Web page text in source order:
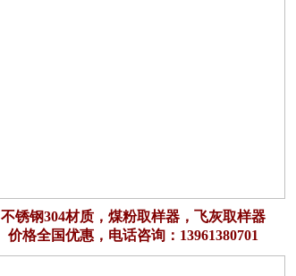
不锈钢304材质，煤粉取样器，飞灰取样器
价格全国优惠，电话咨询：13961380701